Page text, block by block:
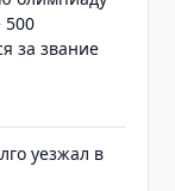
500
за звание
уезжал в